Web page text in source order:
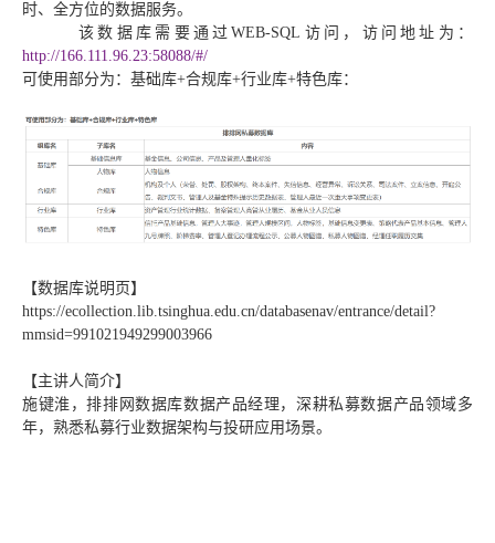
时、全方位的数据服务。
该数据库需要通过WEB-SQL访问，访问地址为：
http://166.111.96.23:58088/#/
可使用部分为：基础库+合规库+行业库+特色库：
【数据库说明页】
https://ecollection.lib.tsinghua.edu.cn/databasenav/entrance/detail?
mmsid=991021949299003966
【主讲人简介】
施键淮，排排网数据库数据产品经理，深耕私募数据产品领域多
年，熟悉私募行业数据架构与投研应用场景。